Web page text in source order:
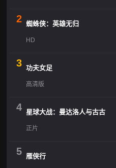
2 蜘蛛侠：英雄无归
HD
3 功夫女足
高清版
4 星球大战：曼达洛人与古古
正片
5 雁侠行